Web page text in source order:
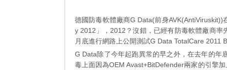
德國防毒軟體廠商G Data(前身
y 2012」，2012？沒錯，已經有防毒軟體廠商
月底進行網路上公開測試G Data TotalCare 2011
G Data除了今年起跑異常的早之外，在去年的年
毒上面因為OEM Avast+BitDefender兩家的引擎